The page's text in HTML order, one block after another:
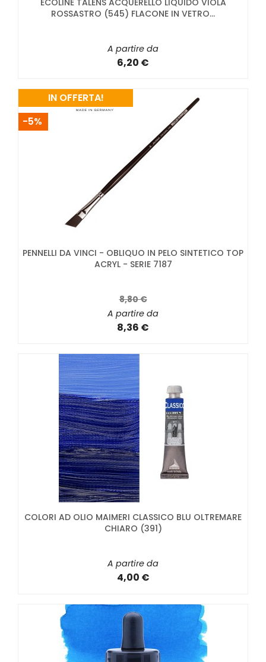
ECOLINE TALENS ACQUERELLO LIQUIDO VIOLA
ROSSASTRO (545) FLACONE IN VETRO...
A partire da
6,20 €
PENNELLI DA VINCI - OBLIQUO IN PELO SINTETICO TOP
ACRYL - SERIE 7187
8,80 €
A partire da
8,36 €
IN OFFERTA!
-5%
COLORI AD OLIO MAIMERI CLASSICO BLU OLTREMARE
CHIARO (391)
A partire da
4,00 €